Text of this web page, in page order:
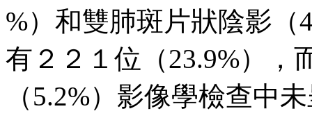
%）和雙肺斑片狀陰影（
有２２１位（23.9%），
（5.2%）影像學檢查中